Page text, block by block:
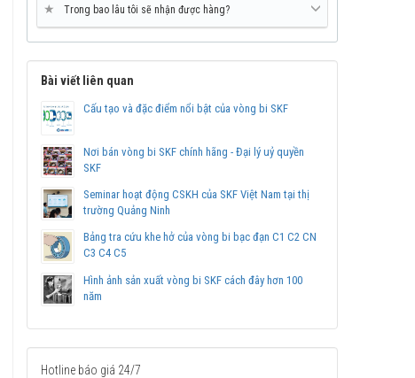
★ Trong bao lâu tôi sẽ nhận được hàng?
Bài viết liên quan
Cấu tạo và đặc điểm nổi bật của vòng bi SKF
Nơi bán vòng bi SKF chính hãng - Đại lý uỷ quyền
SKF
Seminar hoạt động CSKH của SKF Việt Nam tại thị
trường Quảng Ninh
Bảng tra cứu khe hở của vòng bi bạc đạn C1 C2 CN
C3 C4 C5
Hình ảnh sản xuất vòng bi SKF cách đây hơn 100
năm
Hotline báo giá 24/7